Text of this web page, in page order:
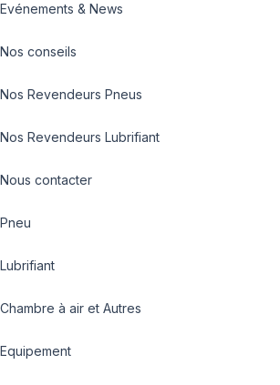
Evénements & News
Nos conseils
Nos Revendeurs Pneus
Nos Revendeurs Lubrifiant
Nous contacter
Pneu
Lubrifiant
Chambre à air et Autres
Equipement